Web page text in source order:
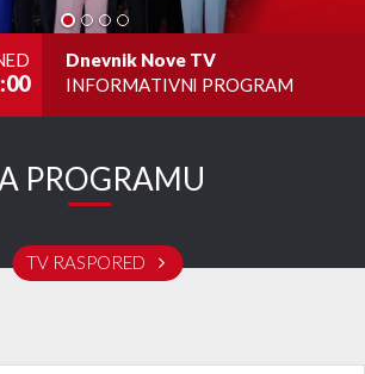
Dnevnik Nove TV
INFORMATIVNI PROGRAM
PROGRAMU
TV RASPORED